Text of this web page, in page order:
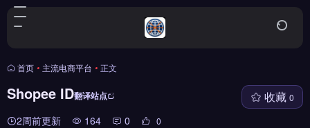
首页 • 主流电商平台 • 正文
Shopee ID翻译站点
2周前更新 164 0 0
收藏 0